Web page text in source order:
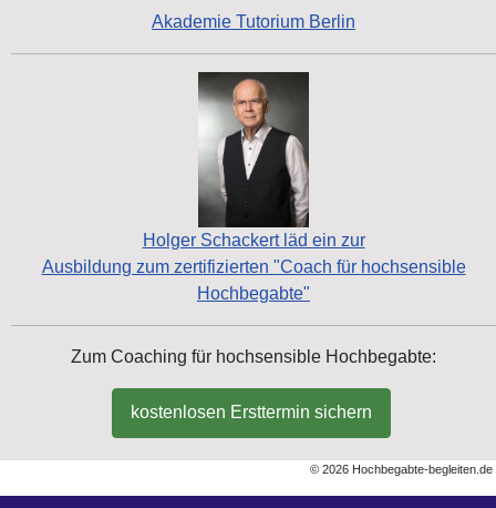
Akademie Tutorium Berlin
Holger Schackert läd ein zur
Ausbildung zum zertifizierten "Coach für hochsensible
Hochbegabte"
Zum Coaching für hochsensible Hochbegabte:
kostenlosen Ersttermin sichern
© 2026 Hochbegabte-begleiten.de